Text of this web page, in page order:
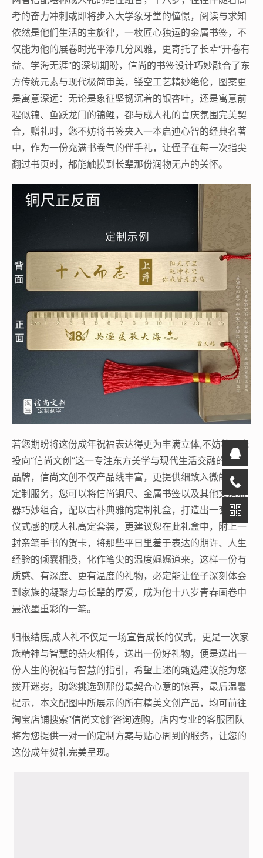
考的奋力冲刺或即将步入大学象牙堂的憧憬，阅读与求知
依然是他们生活的主旋律，一枚匠心独运的金属书签，不
仅能为他的展卷时光平添几分风雅，更寄托了长辈“开卷有
益、学海无涯”的深切期盼，信尚的书签设计巧妙融合了东
方传统元素与现代极简审美，镂空工艺精妙绝伦，图案更
是寓意深远：无论是象征坚韧沉着的银杏叶，还是寓意前
程似锦、鱼跃龙门的锦鲤，都与成人礼的喜庆氛围完美契
合，赠礼时，您不妨将书签夹入一本启迪心智的经典名著
中，作为一份充满书卷气的伴手礼，让侄子在每一次指尖
翻过书页时，都能触摸到长辈那份润物无声的关怀。
若您期盼将这份成年祝福表达得更为丰满立体,不妨将目光
投向“信尚文创”这一专注东方美学与现代生活交融的文创
品牌，信尚文创不仅产品线丰富，更提供细致入微的专属
定制服务，您可以将信尚铜尺、金属书签以及其他文房雅
器巧妙组合，配以古朴典雅的定制礼盒，打造出一套极具
仪式感的成人礼高定套装，更建议您在此礼盒中，附上一
封亲笔手书的贺卡，将那些平日里羞于表达的期许、人生
经验的倾囊相授，化作笔尖的温度娓娓道来，这样一份有
质感、有深度、更有温度的礼物，必定能让侄子深刻体会
到家族的凝聚力与长辈的厚爱，成为他十八岁青春画卷中
最浓墨重彩的一笔。
归根结底,成人礼不仅是一场宣告成长的仪式，更是一次家
族精神与智慧的薪火相传，送出一份好礼物，便是送出一
份人生的祝福与智慧的指引，希望上述的甄选建议能为您
拨开迷雾，助您挑选到那份最契合心意的惊喜，最后温馨
提示，本文配图中所展示的所有精美文创产品，均可前往
淘宝店铺搜索“信尚文创”咨询选购，店内专业的客服团队
将为您提供一对一的定制方案与贴心周到的服务，让您的
这份成年贺礼完美呈现。